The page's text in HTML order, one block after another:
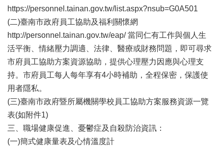
線
上
辦
與
查
詢
便
民
服
務
https://personnel.tainan.gov.tw/list.aspx?nsub=G0A501
(二)臺南市政府員工協助及福利關懷網
http://personnel.tainan.gov.tw/eap/ 當同仁有工作與個人生
活平衡、情緒壓力調適、法律、醫療或財務問題，即可尋求
市府員工協助方案資源協助，提供心理壓力因應與心理支
持。市府員工每人每年享有4小時補助，全程保密，保護使
用者隱私。
(三)臺南市政府暨所屬機關學校員工協助方案服務資源一覽
表(如附件1)
三、職場健康促進、憂鬱症及自殺防治資訊：
(一)簡式健康量表及心情溫度計